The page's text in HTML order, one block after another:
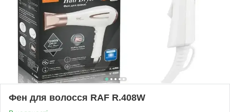
Фен для волосся RAF R.408W